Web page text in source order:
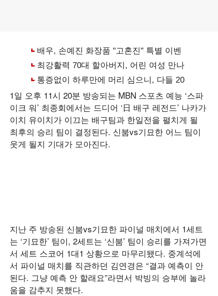
1일 오후 11시 20분 방송되는 MBN 스포츠 예능 ‘스파
이크 워’ 최종회에서는 드디어 ‘日 배구 레전드’ 나카가
이치 유이치가 이끄는 배구팀과 한일전을 펼치게 될
최후의 승리 팀이 결정된다. 신붐vs기묘한 어느 팀이
웃게 될지 기대가 모아진다.
지난 주 방송된 신붐vs기묘한 파이널 매치에서 1세트
는 ‘기묘한’ 팀이, 2세트는 ‘신붐’ 팀이 승리를 가져가면
서 세트 스코어 1대1 상황으로 마무리됐다. 중계석에
서 파이널 매치를 직관하던 김연경은 “결과 예측이 안
된다. 그냥 예측 안 할래요”라면서 박빙의 승부에 놀라
움을 감추지 못했다.